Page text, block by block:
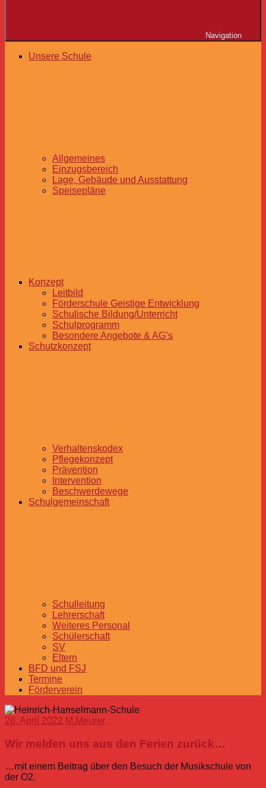
Navigation
Unsere Schule
Allgemeines
Einzugsbereich
Lage, Gebäude und Ausstattung
Speisepläne
Konzept
Leitbild
Förderschule Geistige Entwicklung
Schulische Bildung/Unterricht
Schulprogramm
Besondere Angebote & AG’s
Schutzkonzept
Verhaltenskodex
Pflegekonzept
Prävention
Intervention
Beschwerdewege
Schulgemeinschaft
Schulleitung
Lehrerschaft
Weiteres Personal
Schülerschaft
SV
Eltern
BFD und FSJ
Termine
Förderverein
28. April 2022 M.Meurer
Wir melden uns aus den Ferien zurück…
…mit einem Beitrag über den Besuch der Musikschule von
der O2.